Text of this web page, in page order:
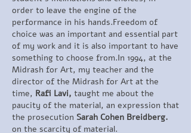
order to leave the engine of the
performance in his hands.Freedom of
choice was an important and essential part
of my work and it is also important to have
something to choose from.In 1994, at the
Midrash for Art, my teacher and the
director of the Midrash for Art at the
time, Rafi Lavi, taught me about the
paucity of the material, an expression that
the prosecution Sarah Cohen Breidberg.
on the scarcity of material.